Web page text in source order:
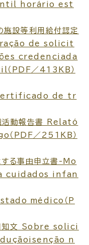
す
窓口
horário est
施設等利用給付認定
de solicit
credenciada
PDF／413KB）
-Certificado de tr
活動報告書 Relató
PDF／251KB）
する事由申立書-Mo
cuidados infan
médico（P
周知文 Sobre solici
n